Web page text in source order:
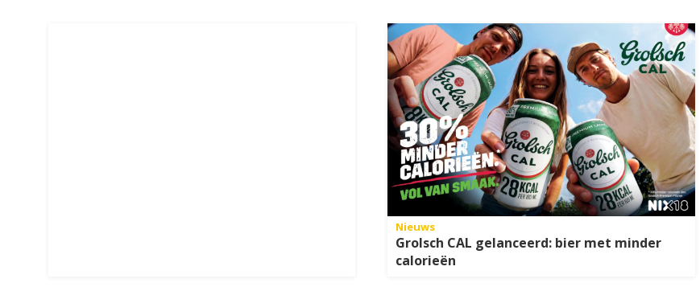
Nieuws
Grolsch CAL gelanceerd: bier met minder
calorieën